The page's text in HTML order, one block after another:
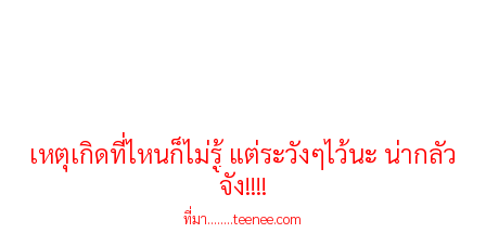
เหตุเกิดที่ไหนก็ไม่รู้ แต่ระวังๆไว้นะ น่ากลัว
จัง!!!!
ที่มา........teenee.com